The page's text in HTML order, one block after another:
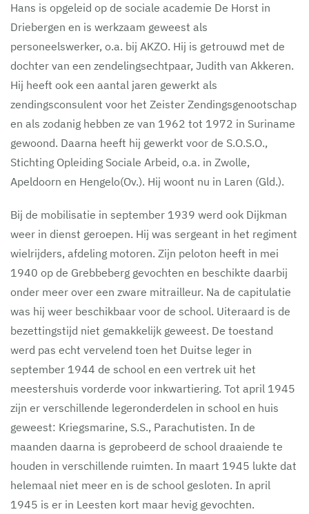
Hans is opgeleid op de sociale academie De Horst in
Driebergen en is werkzaam geweest als
personeelswerker, o.a. bij AKZO. Hij is getrouwd met de
dochter van een zendelingsechtpaar, Judith van Akkeren.
Hij heeft ook een aantal jaren gewerkt als
zendingsconsulent voor het Zeister Zendingsgenootschap
en als zodanig hebben ze van 1962 tot 1972 in Suriname
gewoond. Daarna heeft hij gewerkt voor de S.O.S.O.,
Stichting Opleiding Sociale Arbeid, o.a. in Zwolle,
Apeldoorn en Hengelo(Ov.). Hij woont nu in Laren (Gld.).
Bij de mobilisatie in september 1939 werd ook Dijkman
weer in dienst geroepen. Hij was sergeant in het regiment
wielrijders, afdeling motoren. Zijn peloton heeft in mei
1940 op de Grebbeberg gevochten en beschikte daarbij
onder meer over een zware mitrailleur. Na de capitulatie
was hij weer beschikbaar voor de school. Uiteraard is de
bezettingstijd niet gemakkelijk geweest. De toestand
werd pas echt vervelend toen het Duitse leger in
september 1944 de school en een vertrek uit het
meestershuis vorderde voor inkwartiering. Tot april 1945
zijn er verschillende legeronderdelen in school en huis
geweest: Kriegsmarine, S.S., Parachutisten. In de
maanden daarna is geprobeerd de school draaiende te
houden in verschillende ruimten. In maart 1945 lukte dat
helemaal niet meer en is de school gesloten. In april
1945 is er in Leesten kort maar hevig gevochten.